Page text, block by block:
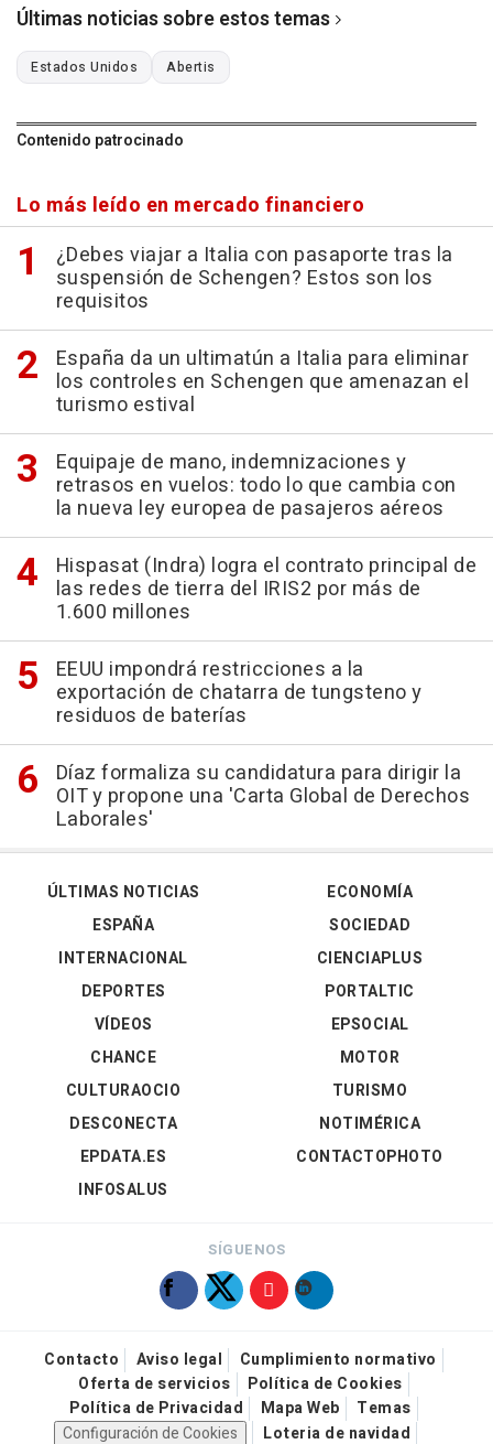
Últimas noticias sobre estos temas
Estados Unidos Abertis
Contenido patrocinado
Lo más leído en mercado financiero
¿Debes viajar a Italia con pasaporte tras la
suspensión de Schengen? Estos son los
requisitos
España da un ultimatún a Italia para eliminar
los controles en Schengen que amenazan el
turismo estival
Equipaje de mano, indemnizaciones y
retrasos en vuelos: todo lo que cambia con
la nueva ley europea de pasajeros aéreos
Hispasat (Indra) logra el contrato principal de
las redes de tierra del IRIS2 por más de
1.600 millones
EEUU impondrá restricciones a la
exportación de chatarra de tungsteno y
residuos de baterías
Díaz formaliza su candidatura para dirigir la
OIT y propone una 'Carta Global de Derechos
Laborales'
ÚLTIMAS NOTICIAS
ESPAÑA
INTERNACIONAL
DEPORTES
VÍDEOS
ECONOMÍA
SOCIEDAD
CIENCIAPLUS
PORTALTIC
EPSOCIAL
CHANCE
CULTURAOCIO
DESCONECTA
EPDATA.ES
INFOSALUS
MOTOR
TURISMO
NOTIMÉRICA
CONTACTOPHOTO
SÍGUENOS
Contacto Aviso legal
Cumplimiento normativo
Oferta de servicios
Política de Cookies
Política de Privacidad
Mapa Web
Temas
Configuración de Cookies
Loteria de navidad